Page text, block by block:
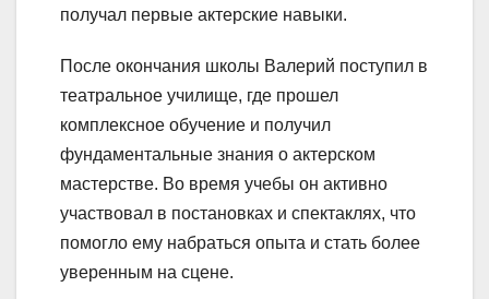
получал первые актерские навыки.
После окончания школы Валерий поступил в
театральное училище, где прошел
комплексное обучение и получил
фундаментальные знания о актерском
мастерстве. Во время учебы он активно
участвовал в постановках и спектаклях, что
помогло ему набраться опыта и стать более
уверенным на сцене.